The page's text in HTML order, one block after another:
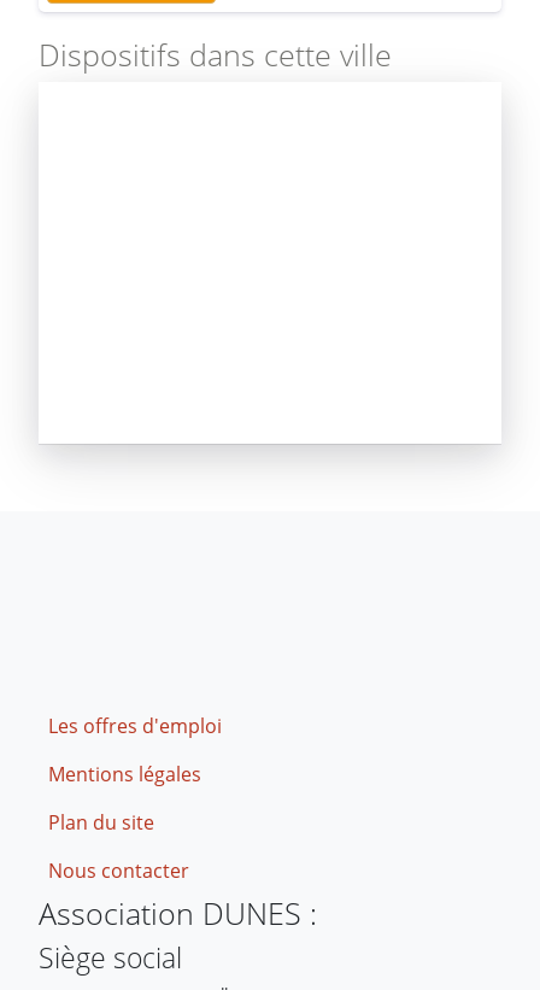
Dispositifs dans cette ville
Footer
Les offres d'emploi
Mentions légales
Plan du site
Nous contacter
Association DUNES :
Siège social